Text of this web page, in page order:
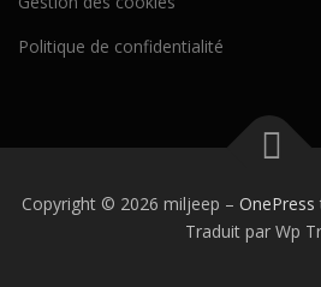
Politique de confidentialité
Copyright © 2026 miljeep – OnePress
Traduit par Wp